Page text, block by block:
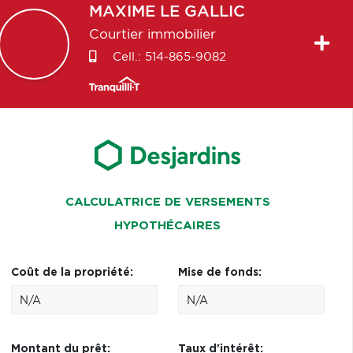
MAXIME LE GALLIC
Courtier immobilier
Cell.: 514-865-9082
CALCULATRICE DE VERSEMENTS
HYPOTHÉCAIRES
Coût de la propriété: Mise de fonds:
Montant du prêt: Taux d'intérêt: